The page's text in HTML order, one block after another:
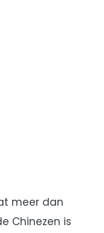
meer dan
Chinezen is